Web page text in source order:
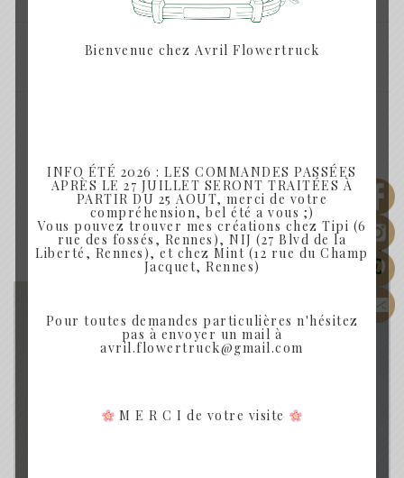
SHARE:
Produits similaires
Rupture de Stock
Bienvenue chez Avril Flowertruck
INFO ÉTÉ 2026 : LES COMMANDES PASSÉES
APRÈS LE 27 JUILLET SERONT TRAITÉES À
PARTIR DU 25 AOUT, merci de votre
compréhension, bel été a vous ;)
Vous pouvez trouver mes créations chez Tipi (6
rue des fossés, Rennes), NIJ (27 Blvd de la
Liberté, Rennes), et chez Mint (12 rue du Champ
Jacquet, Rennes)
Pour toutes demandes particulières n'hésitez
pas à envoyer un mail à
avril.flowertruck@gmail.com
M E R C I de votre visite